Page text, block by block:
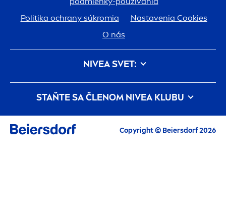
Politika ochrany súkromia
Nastavenia Cookies
O nás
NIVEASVET:
História
Kariéra v spoločnosti Beiersdorf
Jedna pokožka. Jedna planéta. Jedna starostlivosť.
Kontakt
STAŇTE SA ČLENOM NIVEAKLUBU
Registráciou doNIVEAklubu budete mať
NIVEAsvet ako na dlani. Tak smelo do jeho
Copyright © Beiersdorf 2026